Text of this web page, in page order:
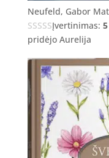
Neufeld, Gabor
Įvertinimas: 5
pridėjo Aurelija